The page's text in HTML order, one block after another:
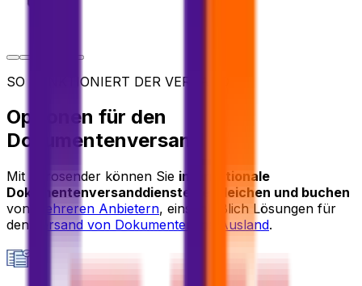
SO FUNKTIONIERT DER VERSAND
Optionen für den
Dokumentenversand
Mit Eurosender können Sie internationale
Dokumentenversanddienste vergleichen und buchen
von
mehreren Anbietern, einschließlich Lösungen für
den
Versand von Dokumenten ins Ausland.